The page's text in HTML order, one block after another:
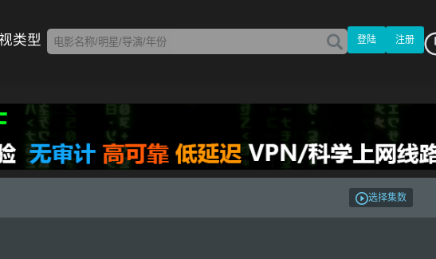
类型 登陆 注册
选择集数